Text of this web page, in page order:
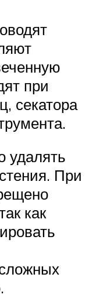
при
секатора
удалять
При
как